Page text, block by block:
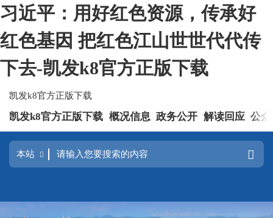
习近平：用好红色资源，传承好
红色基因 把红色江山世世代代传
下去-凯发k8官方正版下载
凯发k8官方正版下载
凯发k8官方正版下载 概况信息 政务公开 解读回应 公